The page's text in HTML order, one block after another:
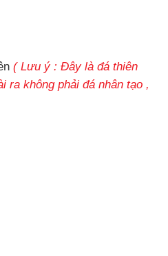
( Lưu ý : Đây là đá thiên
ra không phải đá nhân tạo ,